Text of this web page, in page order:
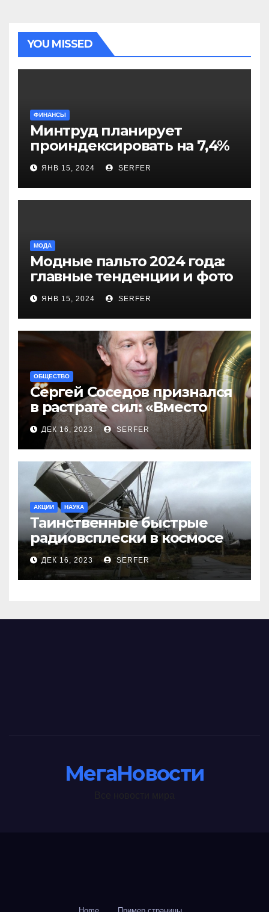
YOU MISSED
ФИНАНСЫ
Минтруд планирует
проиндексировать на 7,4%
более 40 выплат и
компенсаций
ЯНВ 15, 2024 SERFER
МОДА
Модные пальто 2024 года:
главные тенденции и фото
новинок
ЯНВ 15, 2024 SERFER
ОБЩЕСТВО
Сергей Соседов признался
в растрате сил: «Вместо
меня взяли Пригожина»
ДЕК 16, 2023 SERFER
АКЦИИ НАУКА
Таинственные быстрые
радиовсплески в космосе
сделались все более
странными
ДЕК 16, 2023 SERFER
МегаНовости